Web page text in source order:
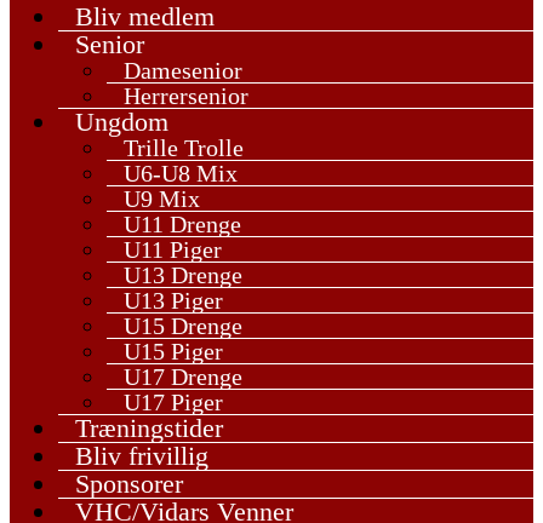
Bliv medlem
Senior
Damesenior
Herrersenior
Ungdom
Trille Trolle
U6-U8 Mix
U9 Mix
U11 Drenge
U11 Piger
U13 Drenge
U13 Piger
U15 Drenge
U15 Piger
U17 Drenge
U17 Piger
Træningstider
Bliv frivillig
Sponsorer
VHC/Vidars Venner